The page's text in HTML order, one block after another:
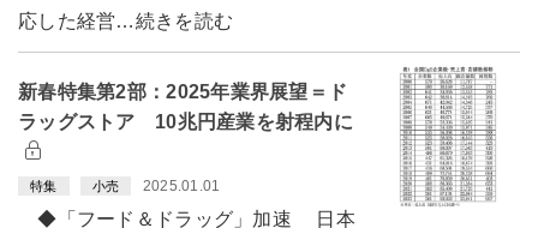
応した経営…続きを読む
新春特集第2部：2025年業界展望＝ド
ラッグストア 10兆円産業を射程内に
特集 小売 2025.01.01
◆「フード＆ドラッグ」加速 日本